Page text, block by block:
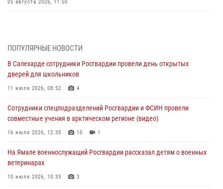
05 августа 2026, 11:50
03 августа 2026, 07:21 2
Генерал-полковник Юрий Аверин выступил на Всероссийском
молодёжном образовательном форуме «Территория смыслов»
03 августа 2026, 06:54
Директор Росгвардии Герой России генерал армии Виктор Золотов
поздравил специалистов подразделений тыла с профессиональным
праздником
Сотрудники СОБР «Варк» повышают боевое мастерство на Ямале
30 июля 2026, 09:34 1
ПОПУЛЯРНЫЕ НОВОСТИ
В Салехарде сотрудники Росгвардии провели день открытых
дверей для школьников
11 июля 2026, 08:52 4
Сотрудники спецподразделений Росгвардии и ФСИН провели
совместные учения в арктическом регионе (видео)
16 июля 2026, 12:30 10 1
На Ямале военнослужащий Росгвардии рассказал детям о военных
ветеринарах
10 июля 2026, 10:33 3